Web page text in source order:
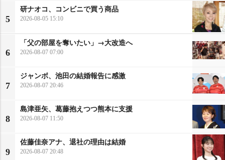
5
研ナオコ、コンビニで買う商品
2026-08-05 15:10
6
「父の部屋を奪いたい」→大改造へ
2026-08-07 07:00
7
ジャンボ、池田の結婚報告に感激
2026-08-07 20:46
8
島津亜矢、葛藤抱えつつ熊本に支援
2026-08-07 11:50
9
佐藤佳奈アナ、退社の理由は結婚
2026-08-07 20:48